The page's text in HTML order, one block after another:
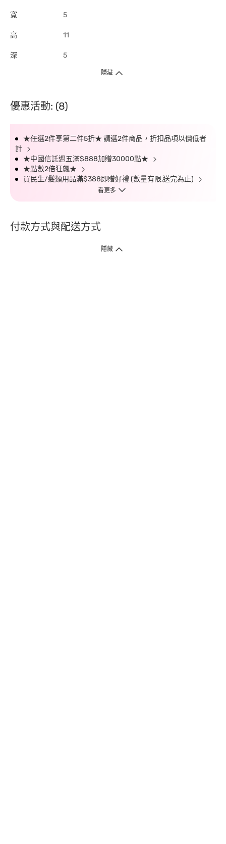
寬 5
高 11
深 5
隱藏
優惠活動: (8)
★任選2件享第二件5折★ 請選2件商品，折扣品項以價低者
計
★中國信託週五滿$888加贈30000點★
★點數2倍狂飆★
買民生/髮類用品滿$388即贈好禮 (數量有限,送完為止)
看更多
付款方式與配送方式
隱藏